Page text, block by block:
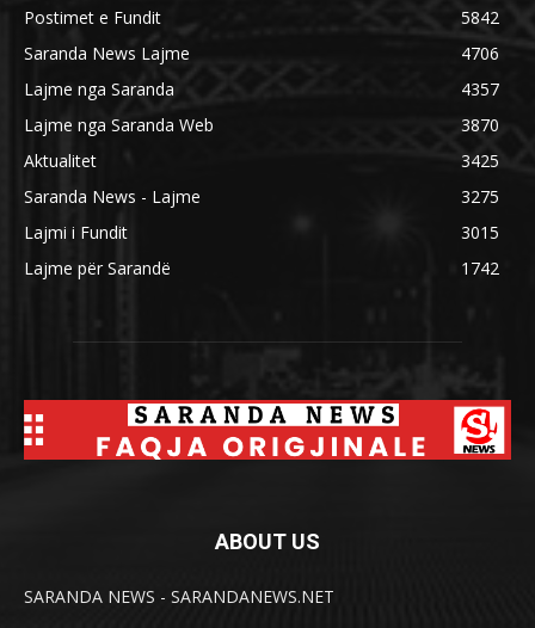
Postimet e Fundit
5842
Saranda News Lajme
4706
Lajme nga Saranda
4357
Lajme nga Saranda Web
3870
Aktualitet
3425
Saranda News - Lajme
3275
Lajmi i Fundit
3015
Lajme për Sarandë
1742
ABOUT US
SARANDA NEWS - SARANDANEWS.NET